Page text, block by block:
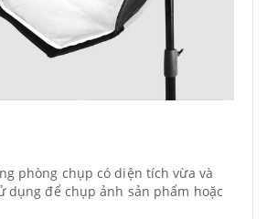
phòng chụp có diện tích vừa và
dụng để chụp ảnh sản phẩm hoặc